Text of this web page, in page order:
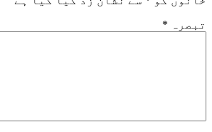
تبصرہ *